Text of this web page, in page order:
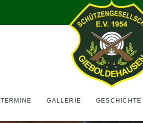
TERMINE GALLERIE GESCHICHTE